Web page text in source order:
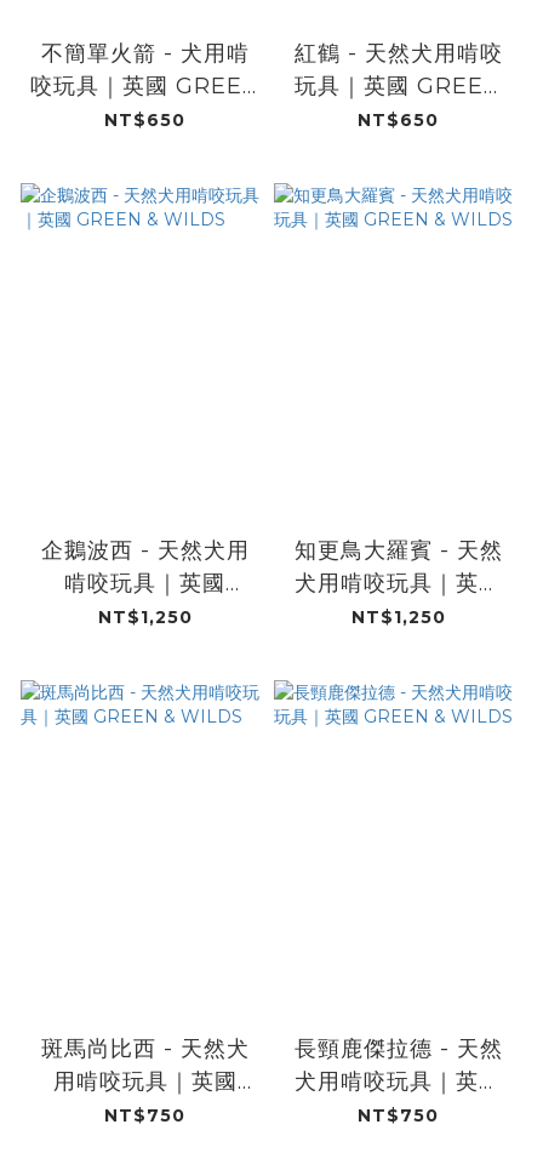
不簡單火箭 - 犬用啃
咬玩具｜英國 GREEN
& WILDS
NT$650
紅鶴 - 天然犬用啃咬
玩具｜英國 GREEN
& WILDS
NT$650
企鵝波西 - 天然犬用
啃咬玩具｜英國
GREEN & WILDS
NT$1,250
知更鳥大羅賓 - 天然
犬用啃咬玩具｜英國
GREEN & WILDS
NT$1,250
斑馬尚比西 - 天然犬
用啃咬玩具｜英國
GREEN & WILDS
NT$750
長頸鹿傑拉德 - 天然
犬用啃咬玩具｜英國
GREEN & WILDS
NT$750